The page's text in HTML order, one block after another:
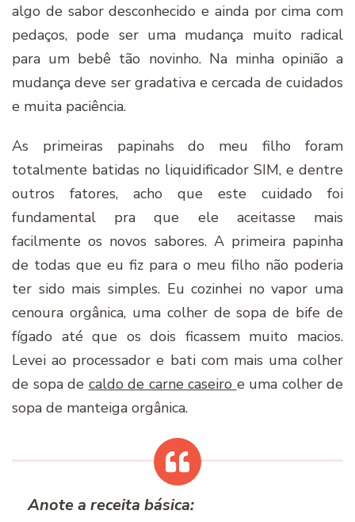
algo de sabor desconhecido e ainda por cima com
pedaços, pode ser uma mudança muito radical
para um bebê tão novinho. Na minha opinião a
mudança deve ser gradativa e cercada de cuidados
e muita paciência.
As primeiras papinahs do meu filho foram
totalmente batidas no liquidificador SIM, e dentre
outros fatores, acho que este cuidado foi
fundamental pra que ele aceitasse mais
facilmente os novos sabores. A primeira papinha
de todas que eu fiz para o meu filho não poderia
ter sido mais simples. Eu cozinhei no vapor uma
cenoura orgânica, uma colher de sopa de bife de
fígado até que os dois ficassem muito macios.
Levei ao processador e bati com mais uma colher
de sopa de caldo de carne caseiro e uma colher de
sopa de manteiga orgânica.
Anote a receita básica: